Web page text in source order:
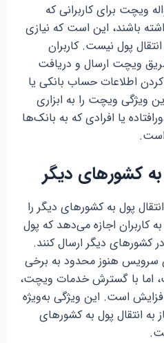
ویچت برای کاربرانی که
باشند، این است که نیازی
پول نیست. کاربران
ویچت ارسال و دریافت
کردن اطلاعات حساب بانکی یا
ویژگی ویچت را به ابزاری
یا افرادی که به بانک‌ها
است.
کشورهای دیگر
پول به کشورهای دیگر را
کاربران اجازه می‌دهد که پول
کشورهای دیگر ارسال کنند.
سرویس هنوز محدود به برخی
اما با گسترش خدمات ویچت،
است. این ویژگی به‌ویژه
به انتقال پول به کشورهای